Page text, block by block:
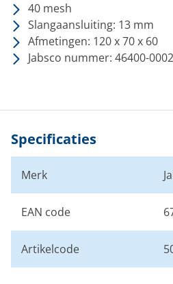
40 mesh
Slangaansluiting: 13 mm
Afmetingen: 120 x 70 x 60
Jabsco nummer: 46400-0002
Specificaties
Merk
EAN code
Artikelcode